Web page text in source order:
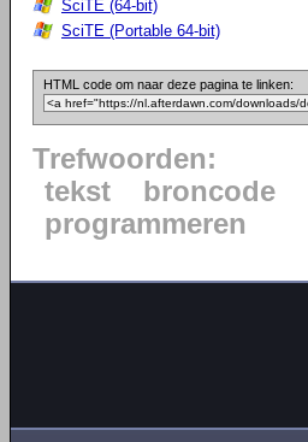
SciTE (64-bit)
SciTE (Portable 64-bit)
HTML code om naar deze pagina te linken:
Trefwoorden:
tekst
broncode
programmeren